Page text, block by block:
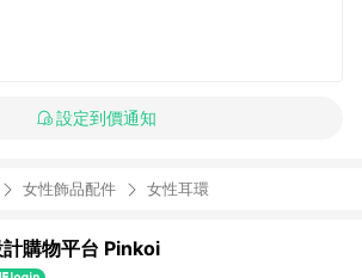
設定到價通知
女性飾品配件 女性耳環
購物平台 Pinkoi